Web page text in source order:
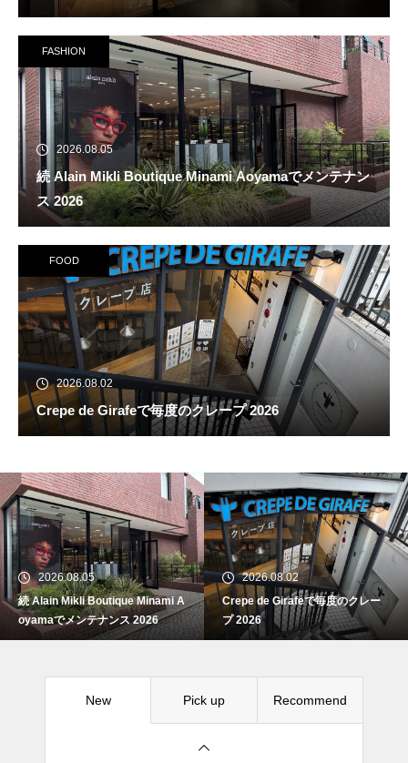
FASHION
2026.08.05
続 Alain Mikli Boutique Minami Aoyamaでメンテナン
ス 2026
FOOD
2026.08.02
Crepe de Girafeで毎度のクレープ 2026
2026.08.05
続 Alain Mikli Boutique Minami A
oyamaでメンテナンス 2026
2026.08.02
Crepe de Girafeで毎度のクレー
プ 2026
New Pick up Recommend
続 Alain Mikli Boutique Minami A
oyamaでメンテナンス 2026
Crepe de Girafeで毎度のクレー
プ 2026